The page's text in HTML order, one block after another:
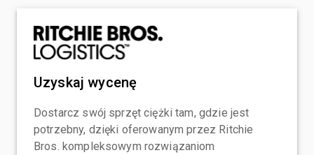
Uzyskaj wycenę
Dostarcz swój sprzęt ciężki tam, gdzie jest
potrzebny, dzięki oferowanym przez Ritchie
Bros. kompleksowym rozwiązaniom